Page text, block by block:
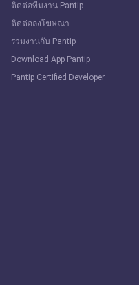
ติดต่อทีมงาน Pantip
ติดต่อลงโฆษณา
ร่วมงานกับ Pantip
Download App Pantip
Pantip Certified Developer